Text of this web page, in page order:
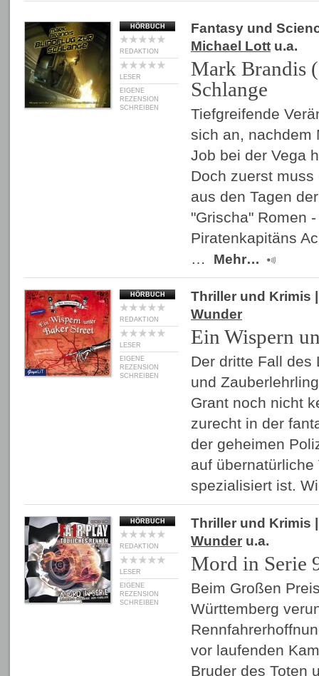
HÖRBUCH
REDAKTION
LESER
EIGENE
REZENSION
SCHREIBEN
Fantasy und
Michael Lott u.a.
Mark Brandis
Schlange
Tiefgreifende
sich an, nachdem
Job bei der Vega
Doch zuerst
aus den Tagen
"Grischa" Romen
Piratenkapitäns
…
Mehr…
HÖRBUCH
REDAKTION
LESER
EIGENE
REZENSION
SCHREIBEN
Thriller und Krimis
Wunder
Ein Wispern
Der dritte Fall des
und
Grant noch nicht
zurecht in der
der geheimen
auf übernatürliche
spezialisiert ist.
HÖRBUCH
REDAKTION
LESER
EIGENE
REZENSION
SCHREIBEN
Thriller und Krimis
Wunder u.a.
Mord in Serie
Beim Großen
Württemberg
vor laufenden
Bruder des Toten